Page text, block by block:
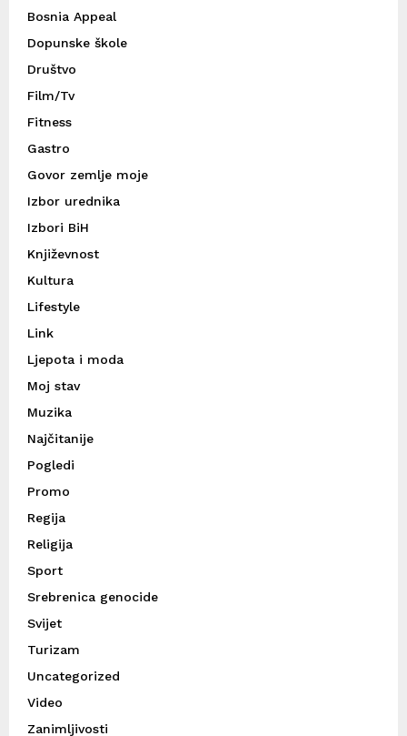
Bosnia Appeal
Dopunske škole
Društvo
Film/Tv
Fitness
Gastro
Govor zemlje moje
Izbor urednika
Izbori BiH
Književnost
Kultura
Lifestyle
Link
Ljepota i moda
Moj stav
Muzika
Najčitanije
Pogledi
Promo
Regija
Religija
Sport
Srebrenica genocide
Svijet
Turizam
Uncategorized
Video
Zanimljivosti